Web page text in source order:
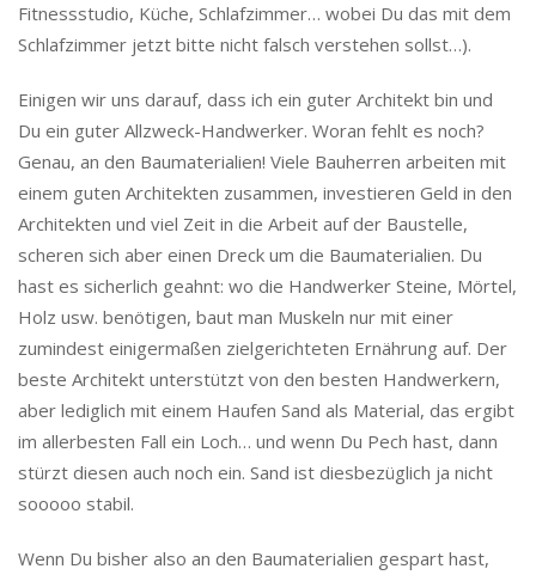
Fitnessstudio, Küche, Schlafzimmer… wobei Du das mit dem
Schlafzimmer jetzt bitte nicht falsch verstehen sollst…).
Einigen wir uns darauf, dass ich ein guter Architekt bin und
Du ein guter Allzweck-Handwerker. Woran fehlt es noch?
Genau, an den Baumaterialien! Viele Bauherren arbeiten mit
einem guten Architekten zusammen, investieren Geld in den
Architekten und viel Zeit in die Arbeit auf der Baustelle,
scheren sich aber einen Dreck um die Baumaterialien. Du
hast es sicherlich geahnt: wo die Handwerker Steine, Mörtel,
Holz usw. benötigen, baut man Muskeln nur mit einer
zumindest einigermaßen zielgerichteten Ernährung auf. Der
beste Architekt unterstützt von den besten Handwerkern,
aber lediglich mit einem Haufen Sand als Material, das ergibt
im allerbesten Fall ein Loch… und wenn Du Pech hast, dann
stürzt diesen auch noch ein. Sand ist diesbezüglich ja nicht
sooooo stabil.
Wenn Du bisher also an den Baumaterialien gespart hast,